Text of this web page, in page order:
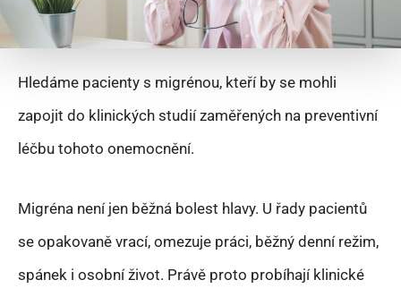
Hledáme pacienty s migrénou, kteří by se mohli
zapojit do klinických studií zaměřených na preventivní
léčbu tohoto onemocnění.
Migréna není jen běžná bolest hlavy. U řady pacientů
se opakovaně vrací, omezuje práci, běžný denní režim,
spánek i osobní život. Právě proto probíhají klinické